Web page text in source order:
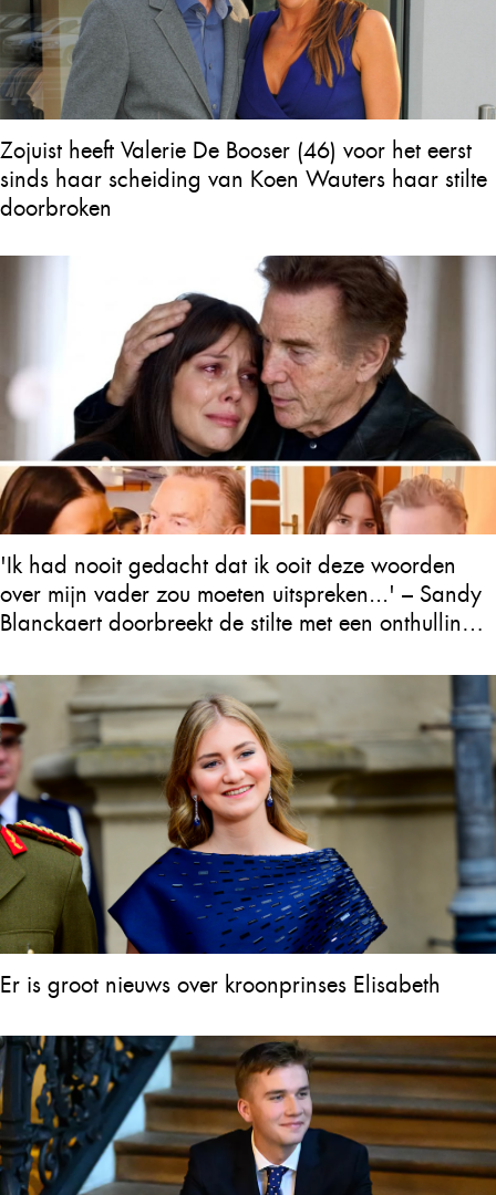
Zojuist heeft Valerie De Booser (46) voor het eerst
sinds haar scheiding van Koen Wauters haar stilte
doorbroken
'Ik had nooit gedacht dat ik ooit deze woorden
over mijn vader zou moeten uitspreken...' – Sandy
Blanckaert doorbreekt de stilte met een onthulling
achterlaat
Er is groot nieuws over kroonprinses Elisabeth